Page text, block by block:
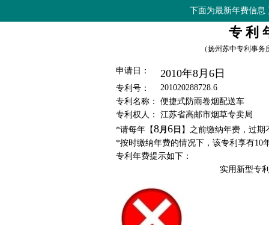
下面为最新年费信息
专 利
（扬州苏中专利事务
申请日： 2010年8月6日
专利号：
201020288728.6
专利名称：
便捷式防雨卷烟配送车
专利权人：
江苏省高邮市烟草专卖局
*请每年【8月 6 日 】之前缴纳年费，过期
*按时缴纳年费的情况下，该专利享有10
专利年费提示如下：
实用新型专